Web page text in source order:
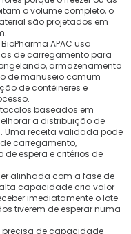
o volume completo, o
são projetados em
APAC usa
de carregamento para
armazenamento
de manuseio comum
de contêineres e
baseados em
a distribuição de
Uma receita validada pode
carregamento,
espera e critérios de
alinhada com a fase de
capacidade cria valor
imediatamente o lote
tiverem de esperar numa
precisa de capacidade